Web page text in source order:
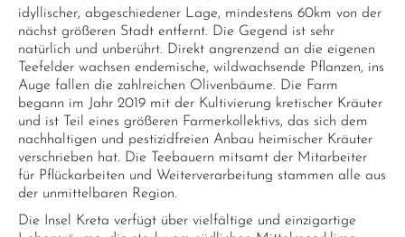
idyllischer, abgeschiedener Lage, mindestens 60km von der
nächst größeren Stadt entfernt. Die Gegend ist sehr
natürlich und unberührt. Direkt angrenzend an die eigenen
Teefelder wachsen endemische, wildwachsende Pflanzen, ins
Auge fallen die zahlreichen Olivenbäume. Die Farm
begann im Jahr 2019 mit der Kultivierung kretischer Kräuter
und ist Teil eines größeren Farmerkollektivs, das sich dem
nachhaltigen und pestizidfreien Anbau heimischer Kräuter
verschrieben hat. Die Teebauern mitsamt der Mitarbeiter
für Pflückarbeiten und Weiterverarbeitung stammen alle aus
der unmittelbaren Region.
Die Insel Kreta verfügt über vielfältige und einzigartige